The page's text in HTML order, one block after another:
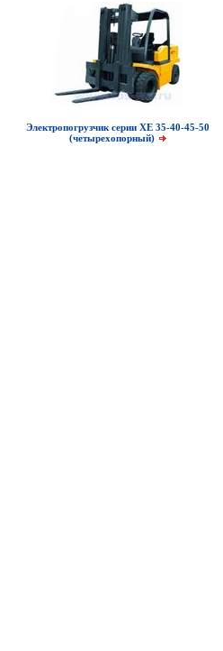
Электропогрузчик серии XE 35-40-45-50
(четырехопорный)